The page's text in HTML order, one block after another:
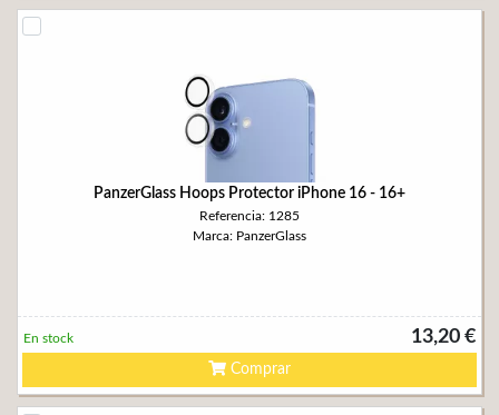
PanzerGlass Hoops Protector iPhone 16 - 16+
Referencia: 1285
Marca: PanzerGlass
13,20 €
En stock
Comprar